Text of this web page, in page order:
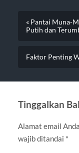
« Pantai Muna-
Putih dan
Faktor Penting
Tinggalkan
Alamat email
wajib ditandai *